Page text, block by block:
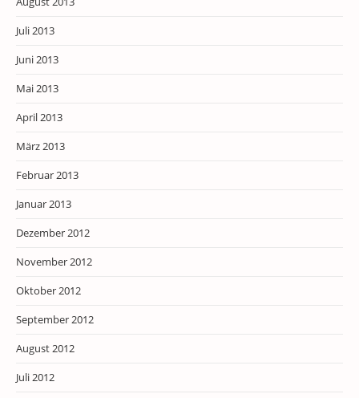
Juli 2013
Juni 2013
Mai 2013
April 2013
März 2013
Februar 2013
Januar 2013
Dezember 2012
November 2012
Oktober 2012
September 2012
August 2012
Juli 2012